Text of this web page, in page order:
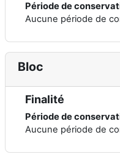
Période de
Aucune période de
Bloc
Finalité
Période de
Aucune période de